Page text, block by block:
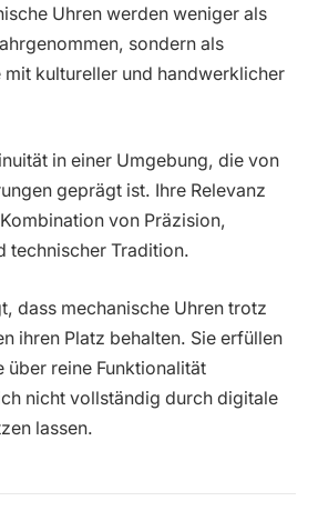
Uhren werden weniger als
sondern als
mit kultureller und handwerklicher
in einer Umgebung, die von
geprägt ist. Ihre Relevanz
von Präzision,
technischer Tradition.
dass mechanische Uhren trotz
ihren Platz behalten. Sie erfüllen
reine Funktionalität
nicht vollständig durch digitale
lassen.